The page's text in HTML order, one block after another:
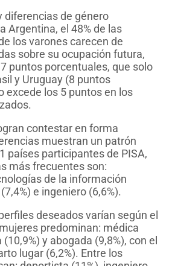
diferencias de género
Argentina, el 48% de las
los varones carecen de
sobre su ocupación futura,
puntos porcentuales, que solo
y Uruguay (8 puntos
excede los 5 puntos en los
contestar en forma
muestran un patrón
países participantes de PISA,
más frecuentes son:
de la información
e ingeniero (6,6%).
deseados varían según el
predominan: médica
y abogada (9,8%), con el
lugar (6,2%). Entre los